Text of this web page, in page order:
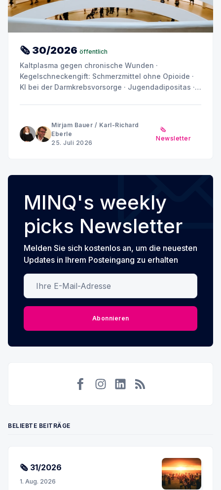
🗞 30/2026 öffentlich
Kaltplasma gegen chronische Wunden ·
Kegelschneckengift: Schmerzmittel ohne Opioide ·
KI bei der Darmkrebsvorsorge · Jugendadipositas ·
Mirjam Bauer / Karl-Richard
Eberle
25. Juli 2026
🗞️
Newsletter
MINQ's weekly
picks Newsletter
Melden Sie sich kostenlos an, um die neuesten
Updates in Ihrem Posteingang zu erhalten
Ihre E-Mail-Adresse
Abonnieren
BELIEBTE BEITRÄGE
🗞 31/2026
1. Aug. 2026